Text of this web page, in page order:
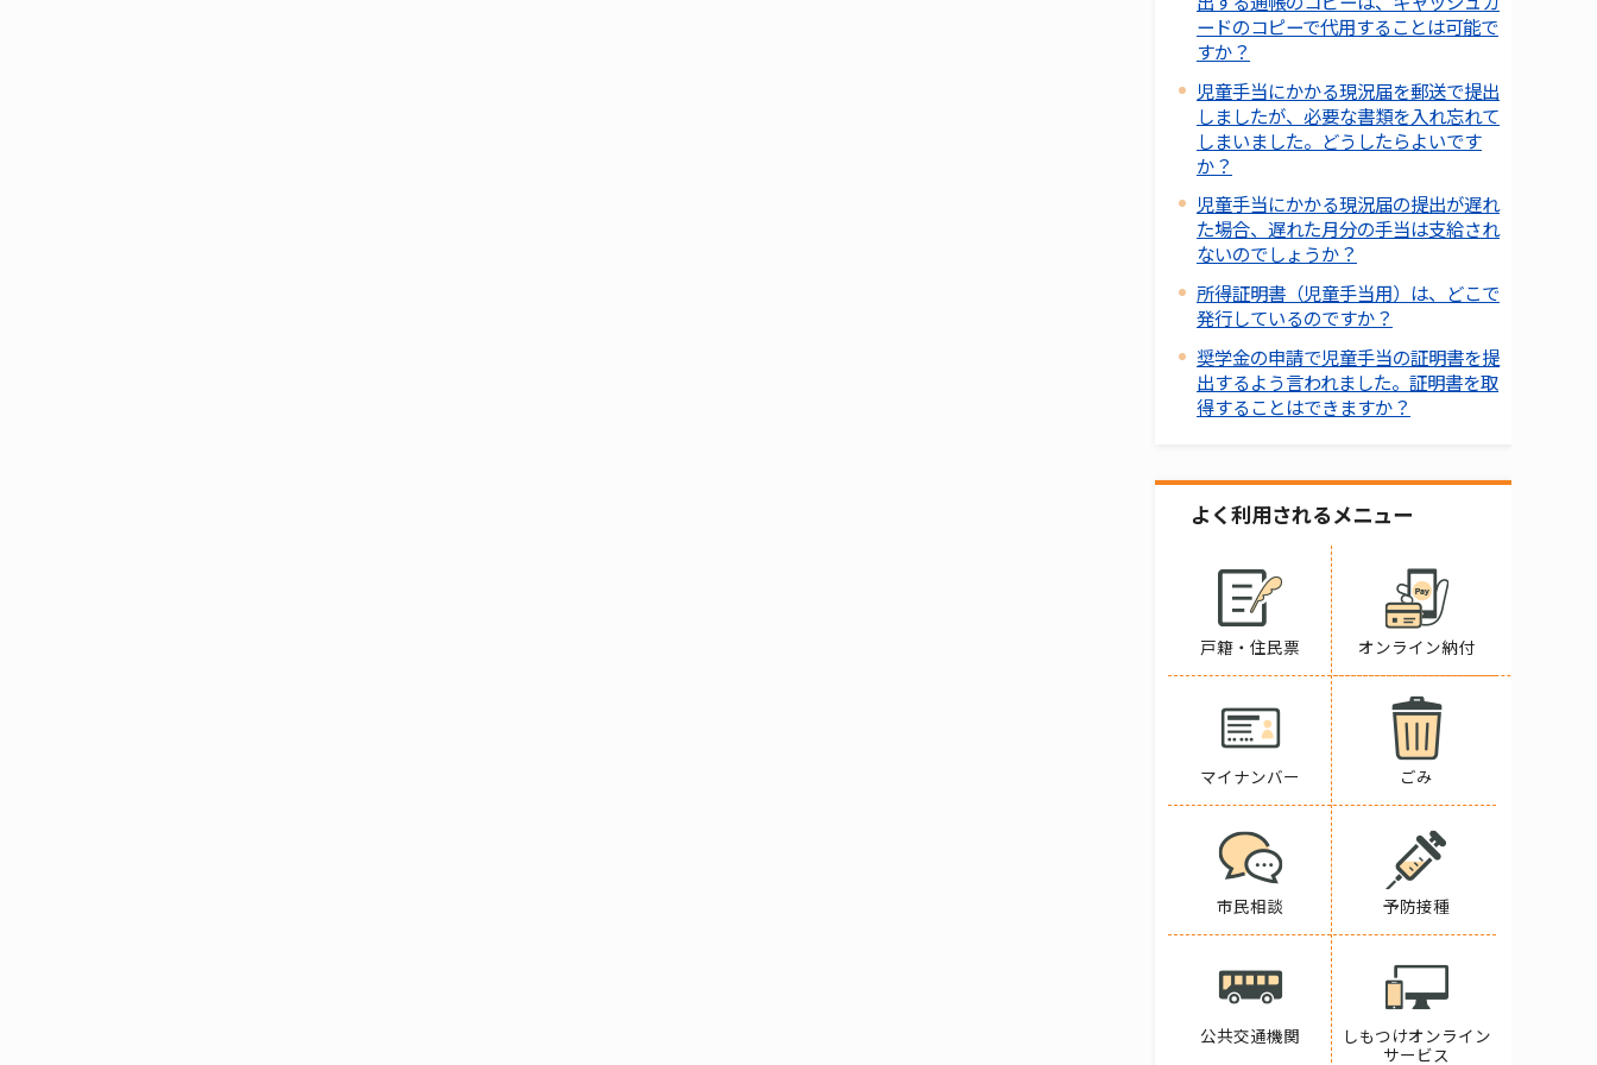
ードのコピーで代用することは可能で
すか？
児童手当にかかる現況届を郵送で提出
しましたが、必要な書類を入れ忘れて
しまいました。どうしたらよいです
か？
児童手当にかかる現況届の提出が遅れ
た場合、遅れた月分の手当は支給され
ないのでしょうか？
所得証明書（児童手当用）は、どこで
発行しているのですか？
奨学金の申請で児童手当の証明書を提
出するよう言われました。証明書を取
得することはできますか？
よく利用されるメニュー
戸籍・住民票 オンライン納付
マイナンバー ごみ
市民相談 予防接種
公共交通機関
しもつけオンライン
サービス